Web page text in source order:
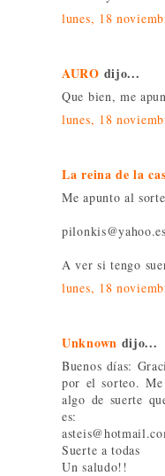
lunes, 18
AURO dijo...
Que bien, me
lunes, 18
La reina de la
Me apunto al
pilonkis@yahoo.es
A ver si tengo
lunes, 18
Unknown dijo...
Buenos días:
por el sorteo.
algo de suerte
es:
Suerte a todas
Un saludo!!